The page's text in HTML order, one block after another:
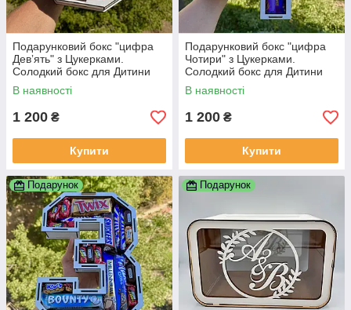
Подарунковий бокс "цифра
Девʼять" з Цукерками.
Солодкий бокс для Дитини
В наявності
1 200 ₴
Купити
Подарунковий бокс "цифра
Чотири" з Цукерками.
Солодкий бокс для Дитини
В наявності
1 200 ₴
Купити
Подарунок Подарунок